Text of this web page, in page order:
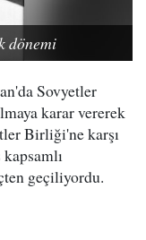
dönemi
Sovyetler
karar vererek
Birliği'ne karşı
kapsamlı
geçiliyordu.